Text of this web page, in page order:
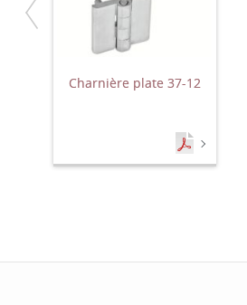
Charnière plate 37-12